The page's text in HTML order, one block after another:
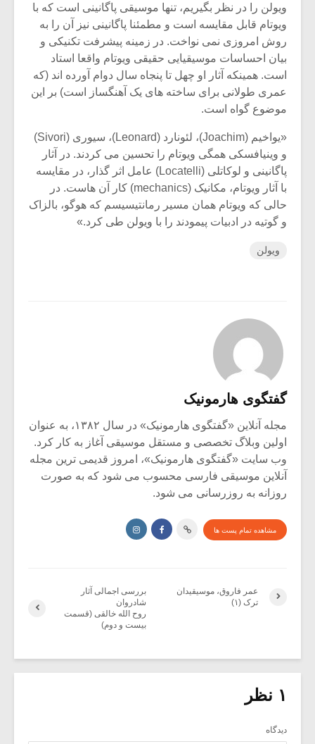
ویولن را در نظر بگیریم، تنها موسیقی پاگانینی است که با
ویوتام قابل مقایسه است و مطمئنا پاگانینی نیز آن را به
روش امروزی نمی نواخت. در زمینه پیشرفت تکنیکی و
بیان احساسات موسیقیایی حقیقی ویوتام واقعا استاد
است. همینکه آثار او چهل تا پنجاه سال دوام آورده اند (که
عمری طولانی برای ساخته های یک آهنگساز است) بر این
موضوع گواه است.
«یواخیم (Joachim)، لئونارد (Leonard)، سیوری (Sivori)
و وینیافسکی همگی ویوتام را تحسین می کردند. در آثار
پاگانینی و لوکاتلی (Locatelli) عامل اثر گذار، در مقایسه
با آثار ویوتام، مکانیک (mechanics) کار آن هاست. در
حالی که ویوتام همان مسیر رمانتیسیسم که هوگو، بالزاک
و گوتیه در ادبیات پیمودند را با ویولن طی کرد.»
ویولن
گفتگوی هارمونیک
مجله آنلاین «گفتگوی هارمونیک» در سال ۱۳۸۲، به عنوان
اولین وبلاگ تخصصی و مستقل موسیقی آغاز به کار کرد.
وب سایت «گفتگوی هارمونیک»، امروز قدیمی ترین مجله
آنلاین موسیقی فارسی محسوب می شود که به صورت
روزانه به روزرسانی می شود.
مشاهده تمام پست ها
بررسی اجمالی آثار
شادروان
روح الله خالقی (قسمت
بیست و دوم)
عمر فاروق، موسیقیدان
ترک (۱)
۱ نظر
دیدگاه